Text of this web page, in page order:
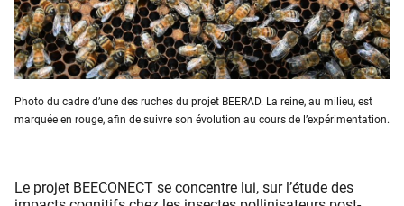
Photo du cadre d’une des ruches du projet BEERAD. La reine, au milieu, est
marquée en rouge, afin de suivre son évolution au cours de l’expérimentation.
Le projet BEECONECT se concentre lui, sur l’étude des